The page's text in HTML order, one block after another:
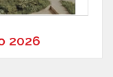
2026